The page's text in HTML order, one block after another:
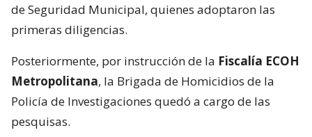
de Seguridad Municipal, quienes adoptaron las
primeras diligencias.
Posteriormente, por instrucción de la Fiscalía ECOH
Metropolitana, la Brigada de Homicidios de la
Policía de Investigaciones quedó a cargo de las
pesquisas.